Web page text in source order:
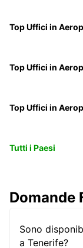
Top Uffici in
Top Uffici in
Top Uffici in
Tutti i Paesi
Domande
Sono
a Tenerife?